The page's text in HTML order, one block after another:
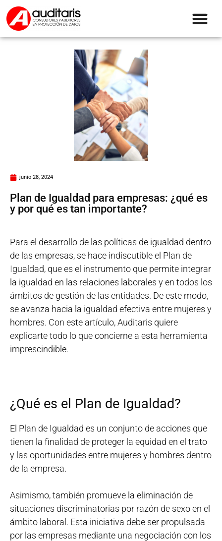
junio 28, 2024
Plan de Igualdad para empresas: ¿qué es
y por qué es tan importante?
Para el desarrollo de las políticas de igualdad dentro
de las empresas, se hace indiscutible el Plan de
Igualdad, que es el instrumento que permite integrar
la igualdad en las relaciones laborales y en todos los
ámbitos de gestión de las entidades. De este modo,
se avanza hacia la igualdad efectiva entre mujeres y
hombres. Con este artículo, Auditaris quiere
explicarte todo lo que concierne a esta herramienta
imprescindible.
¿Qué es el Plan de Igualdad?
El Plan de Igualdad es un conjunto de acciones que
tienen la finalidad de proteger la equidad en el trato
y las oportunidades entre mujeres y hombres dentro
de la empresa.
Asimismo, también promueve la eliminación de
situaciones discriminatorias por razón de sexo en el
ámbito laboral. Esta iniciativa debe ser propulsada
por las empresas mediante una negociación con los